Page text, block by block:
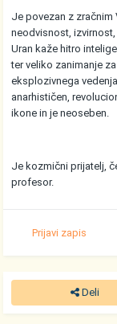
Je povezan z zračnim
neodvisnost,
Uran kaže hitro
ter veliko zanimanje
eksplozivnega
anarhističen,
ikone in je neoseben.
Je kozmični prijatelj,
profesor.
Prijavi zapis
Deli